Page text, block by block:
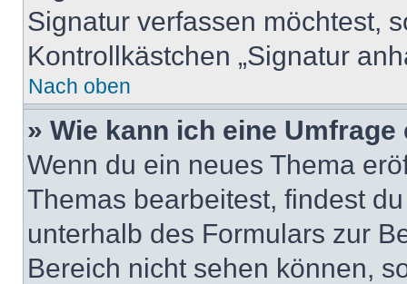
Signatur verfassen möchtest,
Kontrollkästchen „Signatur
Nach oben
» Wie kann ich eine
Wenn du ein neues Thema
Themas bearbeitest, findest
unterhalb des Formulars zur
Bereich nicht sehen können,